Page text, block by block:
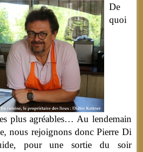
De
quoi
plus agréables… Au lendemain
nous rejoignons donc Pierre Di
pour une sortie du soir